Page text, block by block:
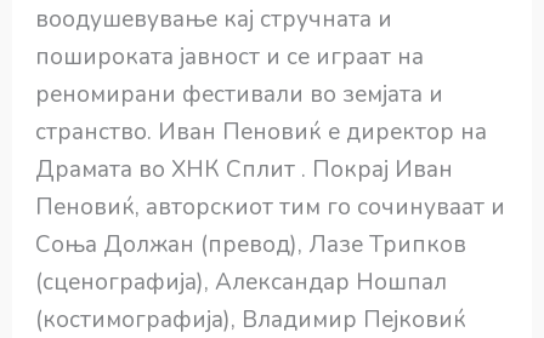
воодушевување кај стручната и
пошироката јавност и се играат на
реномирани фестивали во земјата и
странство. Иван Пеновиќ е директор на
Драмата во ХНК Сплит . Покрај Иван
Пеновиќ, авторскиот тим го сочинуваат и
Соња Должан (превод), Лазе Трипков
(сценографија), Александар Ношпал
(костимографија), Владимир Пејковиќ